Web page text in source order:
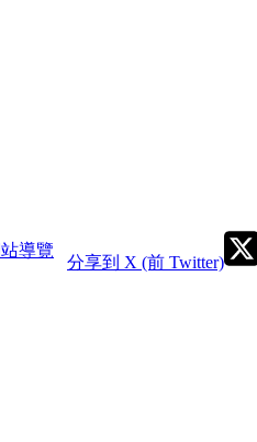
導覽
分享到 X (前 Twitter)